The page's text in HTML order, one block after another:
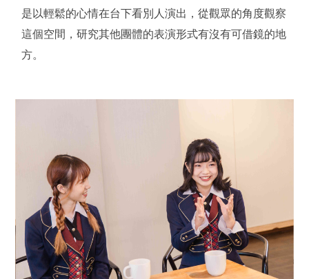
是以輕鬆的心情在台下看別人演出，從觀眾的角度觀察
這個空間，研究其他團體的表演形式有沒有可借鏡的地
方。